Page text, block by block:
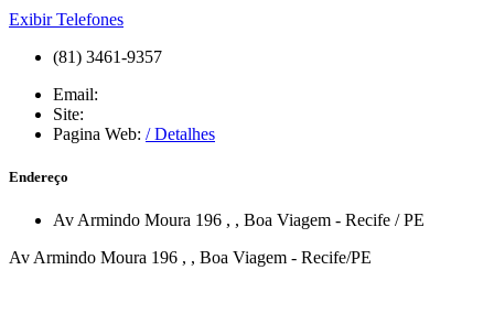
Exibir Telefones
(81) 3461-9357
Email:
Site:
Pagina Web: / Detalhes
Endereço
Av Armindo Moura 196 , , Boa Viagem - Recife /PE
Av Armindo Moura 196 , , Boa Viagem - Recife/PE